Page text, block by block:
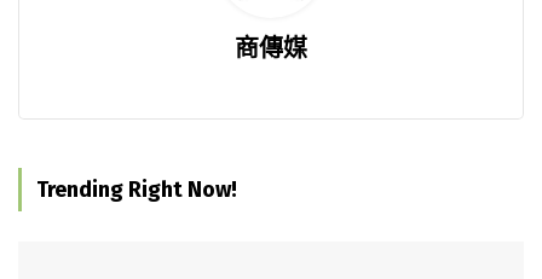
商傳媒
Trending Right Now!